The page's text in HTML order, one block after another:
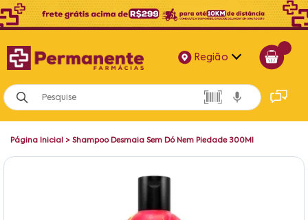
Região
Alagoas
Bahia
Página Inicial > Shampoo Desmaia Sem Dó Nem Piedade 300Ml